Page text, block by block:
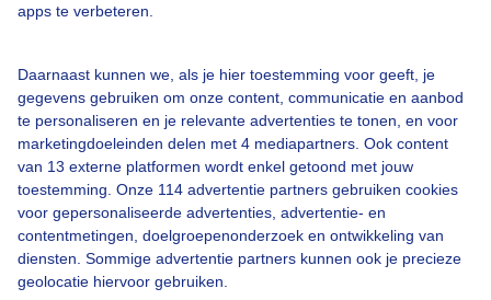
apps te verbeteren.
Daarnaast kunnen we, als je hier toestemming voor geeft, je
gegevens gebruiken om onze content, communicatie en aanbod
te personaliseren en je relevante advertenties te tonen, en voor
marketingdoeleinden delen met 4 mediapartners. Ook content
van 13 externe platformen wordt enkel getoond met jouw
toestemming. Onze 114 advertentie partners gebruiken cookies
voor gepersonaliseerde advertenties, advertentie- en
contentmetingen, doelgroepenonderzoek en ontwikkeling van
diensten. Sommige advertentie partners kunnen ook je precieze
geolocatie hiervoor gebruiken.
Over Buienradar
Bedrijfsgegevens
Veelgestelde vragen
Contact